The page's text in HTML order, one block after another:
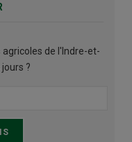
agricoles de l'Indre-et-
?